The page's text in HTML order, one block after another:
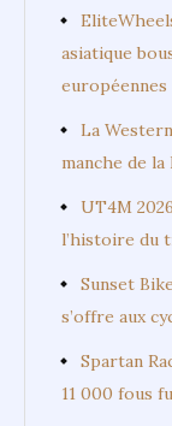
asiatique
européennes
La
manche de
UT4M
l’histoire du
Sunset
s’offre aux
Spartan
11 000 fous